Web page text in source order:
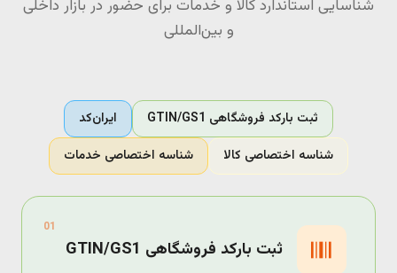
شناسایی استاندارد کالا و خدمات برای حضور در بازار داخلی
و بین‌المللی
ثبت بارکد فروشگاهی GTIN/GS1
ایران‌کد
شناسه اختصاصی کالا
شناسه اختصاصی خدمات
01
ثبت بارکد فروشگاهی GTIN/GS1